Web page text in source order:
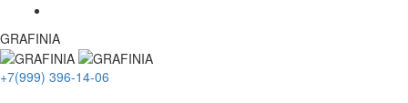
GRAFINIA
+7(999) 396-14-06